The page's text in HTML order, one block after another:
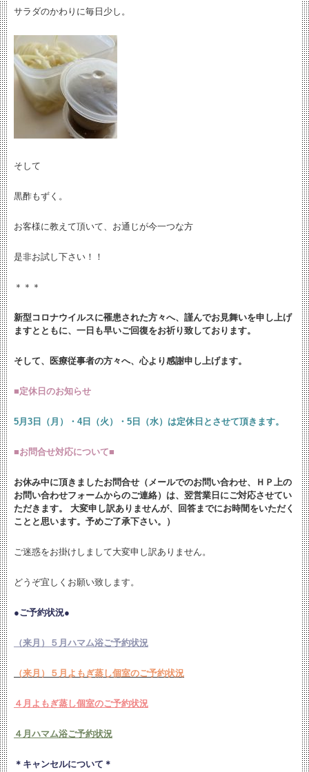
サラダのかわりに毎日少し。
そして
黒酢もずく。
お客様に教えて頂いて、お通じが今一つな方
是非お試し下さい！！
＊＊＊
新型コロナウイルスに罹患された方々へ、謹んでお見舞いを申し上げ
ますとともに、 一日も早いご回復をお祈り致しております。
そして、医療従事者の方々へ、心より感謝申し上げます。
■定休日のお知らせ
5月3日（月）・4日（火）・5日（水）は定休日とさせて頂きます。
■お問合せ対応について■
お休み中に頂きましたお問合せ（メールでのお問い合わせ、ＨＰ上の
お問い合わせフォームからのご連絡）は、翌営業日にご対応させてい
ただきます。 大変申し訳ありませんが、回答までにお時間をいただく
ことと思います。予めご了承下さい。）
ご迷惑をお掛けしまして大変申し訳ありません。
どうぞ宜しくお願い致します。
●ご予約状況●
（来月）５月ハマム浴ご予約状況
（来月）５月よもぎ蒸し個室のご予約状況
４月よもぎ蒸し個室のご予約状況
４月ハマム浴ご予約状況
＊キャンセルについて＊